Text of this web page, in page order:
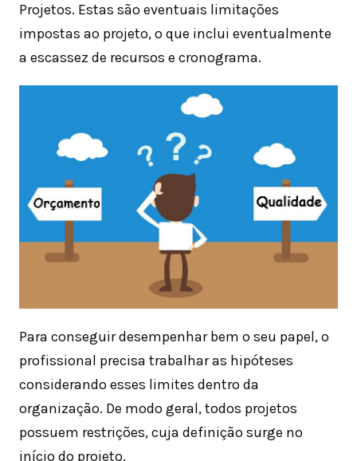
Projetos. Estas são eventuais limitações
impostas ao projeto, o que inclui eventualmente
a escassez de recursos e cronograma.
Para conseguir desempenhar bem o seu papel, o
profissional precisa trabalhar as hipóteses
considerando esses limites dentro da
organização. De modo geral, todos projetos
possuem restrições, cuja definição surge no
início do projeto.